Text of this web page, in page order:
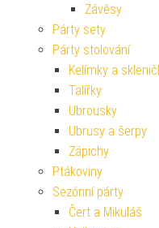
Závěsy
Párty sety
Párty stolování
Kelímky a
Talířky
Ubrousky
Ubrusy a šerpy
Zápichy
Ptákoviny
Sezónní párty
Čert a Mikuláš